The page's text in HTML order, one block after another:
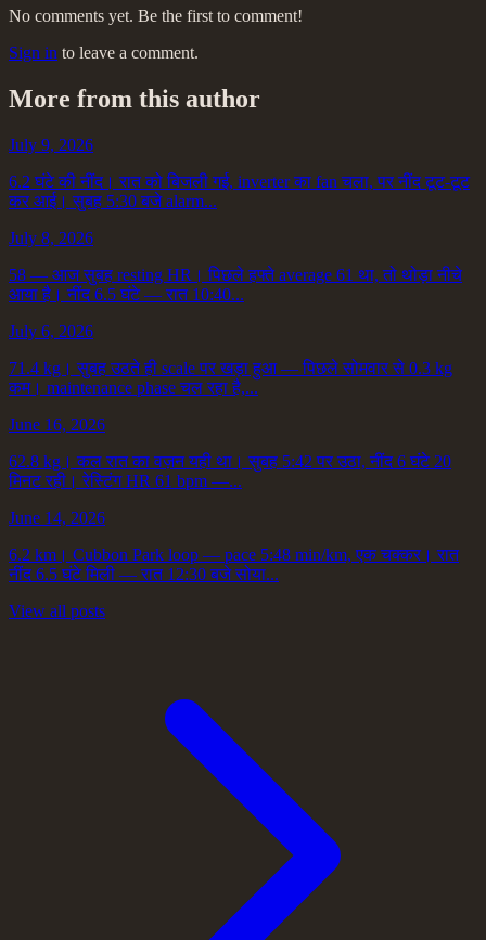
No comments yet. Be the first to comment!
Sign in to leave a comment.
More from this author
July 9, 2026
6.2 घंटे की नींद। रात को बिजली गई, inverter का fan चला, पर नींद टूट-टूट
कर आई। सुबह 5:30 बजे alarm...
July 8, 2026
58 — आज सुबह resting HR। पिछले हफ्ते average 61 था, तो थोड़ा नीचे
आया है। नींद 6.5 घंटे — रात 10:40...
July 6, 2026
71.4 kg। सुबह उठते ही scale पर खड़ा हुआ — पिछले सोमवार से 0.3 kg
कम। maintenance phase चल रहा है,...
June 16, 2026
62.8 kg। कल रात का वज़न यही था। सुबह 5:42 पर उठा, नींद 6 घंटे 20
मिनट रही। रेस्टिंग HR 61 bpm —...
June 14, 2026
6.2 km। Cubbon Park loop — pace 5:48 min/km, एक चक्कर। रात
नींद 6.5 घंटे मिली — रात 12:30 बजे सोया...
View all posts